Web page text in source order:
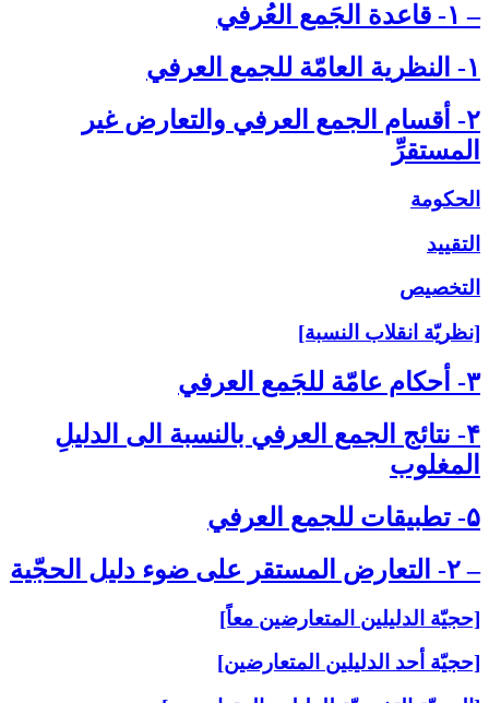
– ۱- قاعدة الجَمع العُرفي‏
۱- النظرية العامّة للجمع العرفي‏
۲- أقسام الجمع العرفي والتعارض غير
المستقرِّ
الحكومة
التقييد
التخصيص
[نظريّة انقلاب النسبة]
۳- أحكام عامّة للجَمع العرفي‏
۴- نتائج الجمع العرفي بالنسبة الى‏ الدليلِ
المغلوب‏
۵- تطبيقات للجمع العرفي‏
– ۲- التعارض المستقر على‏ ضوء دليل الحجّية
[حجيّة الدليلين المتعارضين معاً]
[حجيّة أحد الدليلين المتعارضين]